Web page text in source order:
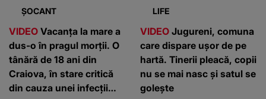
ȘOCANT
VIDEO Vacanța la mare a
dus-o în pragul morții. O
tânără de 18 ani din
Craiova, în stare critică
din cauza unei infecții
LIFE
VIDEO Jugureni, comuna
care dispare ușor de pe
hartă. Tinerii pleacă, copii
nu se mai nasc și satul se
golește